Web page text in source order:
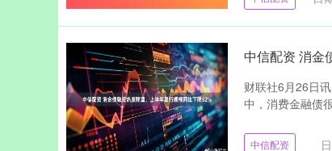
中信配资 消金
财联社6月26日
中，消费金融债
中信配资